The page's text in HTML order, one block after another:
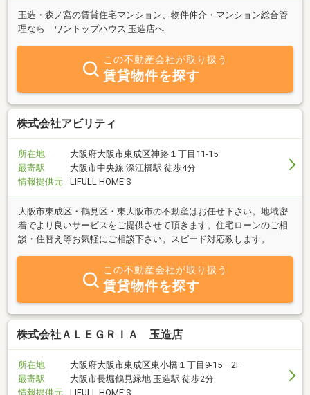
玉造・森ノ宮の賃貸住宅マンション、物件仲介・マンション総合管
理なら ワントップハウス 玉造店へ
この不動産会社が取り扱う
賃貸物件を探す
株式会社アビリティ
所在地
大阪府大阪市東成区神路１丁目11-15
最寄駅
大阪市中央線 深江橋駅 徒歩4分
情報提供元
LIFULL HOME'S
大阪市東成区・鶴見区・東大阪市の不動産はお任せ下さい。地域密
着でより良いサービスをご提供させて頂きます。住宅ローンのご相
談・住替え等お気軽にご相談下さい。スピード対応致します。
この不動産会社が取り扱う
賃貸物件を探す
株式会社ＡＬＥＧＲＩＡ 玉造店
所在地
大阪府大阪市東成区東小橋１丁目9-15 2F
最寄駅
大阪市長堀鶴見緑地 玉造駅 徒歩2分
情報提供元
LIFULL HOME'S